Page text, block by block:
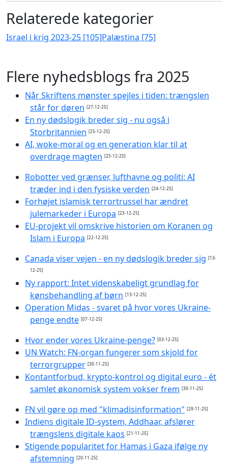
Relaterede kategorier
Israel i krig 2023-25 [105]Palæstina [75]
Flere nyhedsblogs fra 2025
Når Skriftens mønster spejles i tiden: trængslen
står for døren [27-12-25]
En ny dødslogik breder sig - nu også i
Storbritannien [25-12-25]
AI, woke-moral og en generation klar til at
overdrage magten [25-12-25]
Robotter ved grænser, lufthavne og politi: AI
træder ind i den fysiske verden [24-12-25]
Forhøjet islamisk terrortrussel har ændret
julemarkeder i Europa [23-12-25]
EU-projekt vil omskrive historien om Koranen og
Islam i Europa [22-12-25]
Canada viser vejen - en ny dødslogik breder sig [13-
12-25]
Ny rapport: Intet videnskabeligt grundlag for
kønsbehandling af børn [13-12-25]
Operation Midas - svaret på hvor vores Ukraine-
penge endte [07-12-25]
Hvor ender vores Ukraine-penge? [03-12-25]
UN Watch: FN-organ fungerer som skjold for
terrorgrupper [30-11-25]
Kontantforbud, krypto-kontrol og digital euro - ét
samlet økonomisk system vokser frem [30-11-25]
FN vil gøre op med "klimadisinformation" [29-11-25]
Indiens digitale ID-system, Addhaar, afslører
trængslens digitale kaos [21-11-25]
Stigende popularitet for Hamas i Gaza ifølge ny
afstemning [20-11-25]